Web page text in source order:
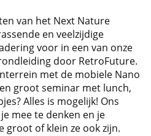
van het Next Nature
en veelzijdige
voor in een van onze
door RetroFuture.
met de mobiele Nano
groot seminar met lunch,
Alles is mogelijk! Ons
mee te denken en je
groot of klein ze ook zijn.